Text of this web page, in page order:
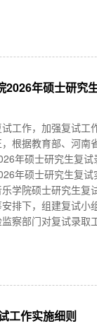
2026年硕士研究
工作，加强复试工
根据教育部、河南
年硕士研究生复
年硕士研究生复
学院硕士研究生复
排下，组建复试小
察部门对复试录取
工作实施细则